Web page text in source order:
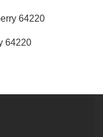
64220
64220